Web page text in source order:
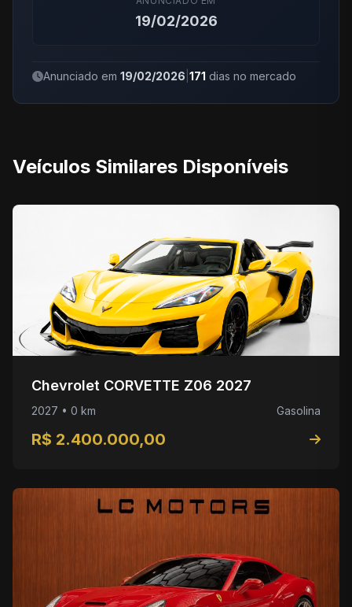
19/02/2026
Anunciado em 19/02/2026 171 dias no mercado
Veículos Similares Disponíveis
Chevrolet CORVETTE Z06 2027
2027 • 0 km Gasolina
R$ 2.400.000,00